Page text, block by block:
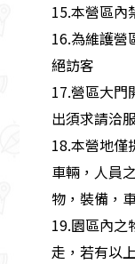
15.本營區內
16.為維護營
絕訪客
17.營區大門
出須求請洽
18.本營地僅
車輛，人員
物，裝備，
19.園區內之
走，若有以